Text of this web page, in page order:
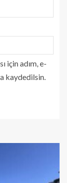
için adım, e-
kaydedilsin.